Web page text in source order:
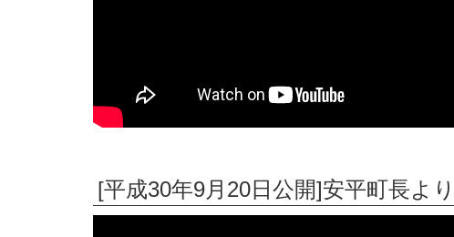
[平成30年9月20日公開]安平町長よ